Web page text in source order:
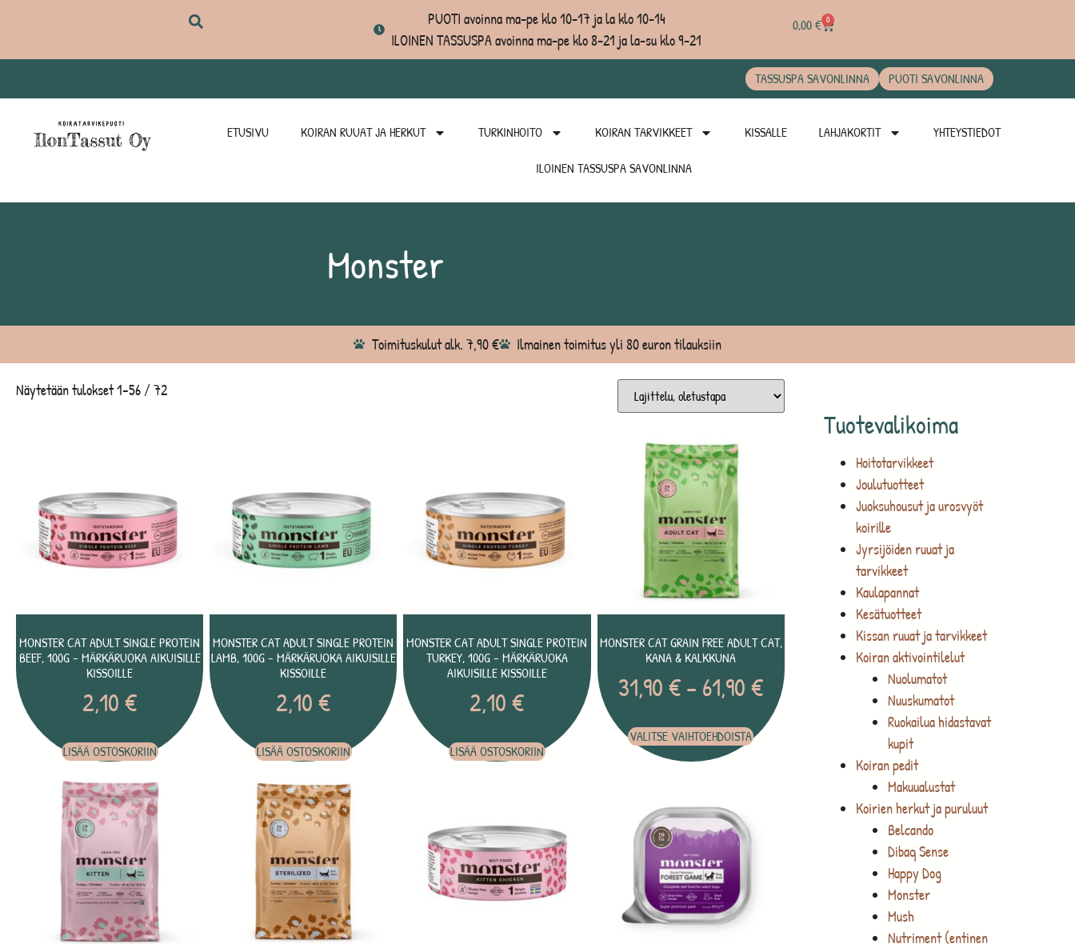
PUOTI avoinna ma-pe klo 10-17 ja la klo 10-14
ILOINEN TASSUSPA avoinna ma-pe klo 8-21 ja la-su klo 9-21
0,00€ 0
TASSUSPA SAVONLINNA PUOTI SAVONLINNA
ETUSIVU KOIRAN RUUAT JA HERKUT TURKINHOITO KOIRAN TARVIKKEET KISSALLE LAHJAKORTIT YHTEYSTIEDOT
ILOINEN TASSUSPA SAVONLINNA
Monster
Toimituskulut alk. 7,90 € Ilmainen toimitus yli 80 euron tilauksiin
Tuotevalikoima
Hoitotarvikkeet
Joulutuotteet
Juoksuhousut ja urosvyöt
koirille
Jyrsijöiden ruuat ja
tarvikkeet
Kaulapannat
Kesätuotteet
Kissan ruuat ja tarvikkeet
Koiran aktivointilelut
Nuolumatot
Nuuskumatot
Ruokailua hidastavat
kupit
Koiran pedit
Makuualustat
Koirien herkut ja puruluut
Belcando
Dibaq Sense
Happy Dog
Monster
Mush
Nutriment (entinen
Näytetään tulokset 1–56 / 72
MONSTER CAT ADULT SINGLE PROTEIN
BEEF, 100G – MÄRKÄRUOKA AIKUISILLE
KISSOILLE
2,10€
LISÄÄ OSTOSKORIIN
MONSTER CAT ADULT SINGLE PROTEIN
LAMB, 100G – MÄRKÄRUOKA AIKUISILLE
KISSOILLE
2,10€
LISÄÄ OSTOSKORIIN
MONSTER CAT ADULT SINGLE PROTEIN
TURKEY, 100G – MÄRKÄRUOKA
AIKUISILLE KISSOILLE
2,10€
LISÄÄ OSTOSKORIIN
MONSTER CAT GRAIN FREE ADULT CAT,
KANA & KALKKUNA
31,90€– 61,90€
VALITSE VAIHTOEHDOISTA